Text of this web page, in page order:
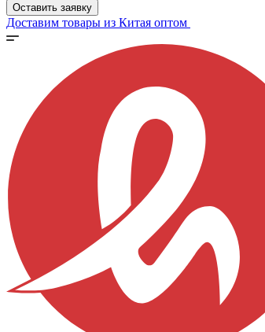
Оставить заявку
Доставим товары из Китая оптом